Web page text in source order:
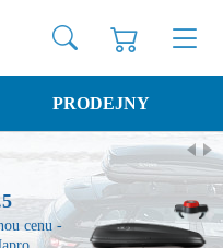
PRODEJNY
cenu -